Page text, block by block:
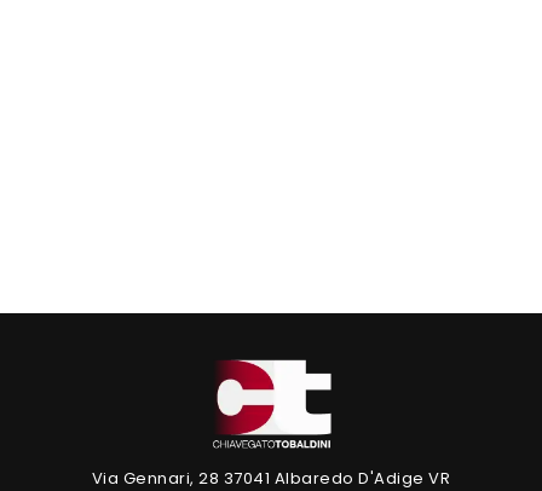
Via Gennari, 28 37041 Albaredo D'Adige VR